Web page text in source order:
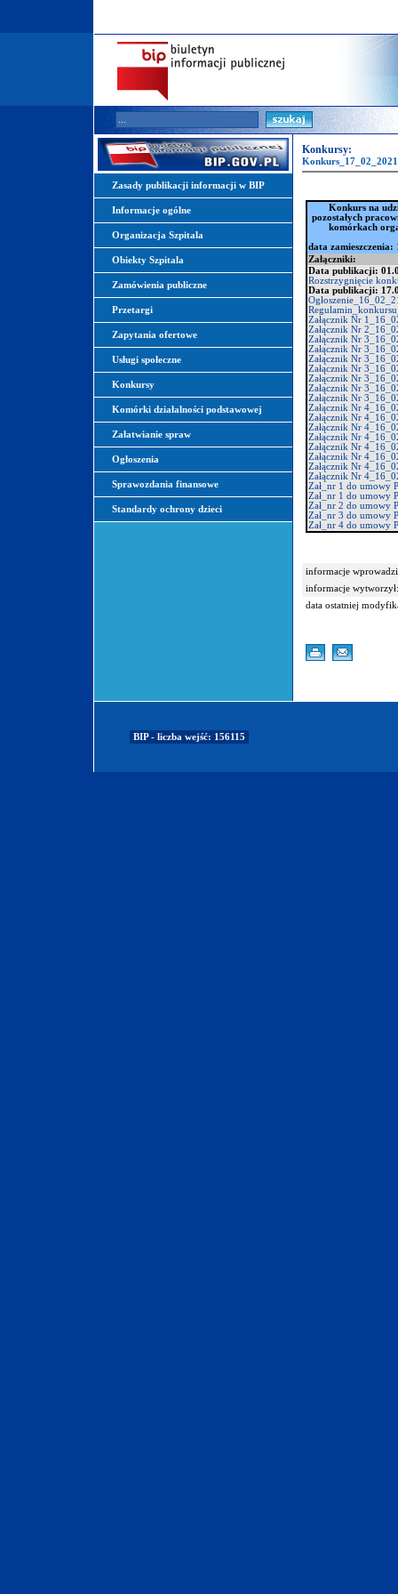
Zasady publikacji informacji w BIP
Informacje ogólne
Organizacja Szpitala
Obiekty Szpitala
Zamówienia publiczne
Przetargi
Zapytania ofertowe
Usługi społeczne
Konkursy
Komórki działalności podstawowej
Załatwianie spraw
Ogłoszenia
Sprawozdania finansowe
Standardy ochrony dzieci
Konkursy:
Konkurs_17_02_2021
Konkurs na
pozostałych
komórkach
data zamieszczenia:
Załączniki:
Data publikacji:
Rozstrzygnięcie
Data publikacji:
Załącznik Nr
Załącznik Nr
Załącznik Nr
Załącznik Nr
Załącznik Nr
Załącznik Nr
Załącznik Nr
Załącznik Nr
Załącznik Nr
Załącznik Nr
Załącznik Nr
Załącznik Nr
Załącznik Nr
Załącznik Nr
Załącznik Nr
Załącznik Nr
Załącznik Nr
Zał_nr 1 do umowy
Zał_nr 1 do umowy
Zał_nr 2 do umowy
Zał_nr 3 do umowy
Zał_nr 4 do umowy
informacje
informacje wytworzył:
data ostatniej
BIP - liczba wejść: 156115